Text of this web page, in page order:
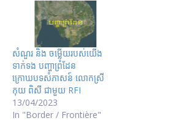
សំណួរ និង ចម្លើយរបស់យើង
ទាក់ទង បញ្ហាព្រំដែន
ក្រោឃបទសំភាសន៍ លោកស្រី
កុយ ពិសី ជាមួយ RFI
13/04/2023
In "Border / Frontière"